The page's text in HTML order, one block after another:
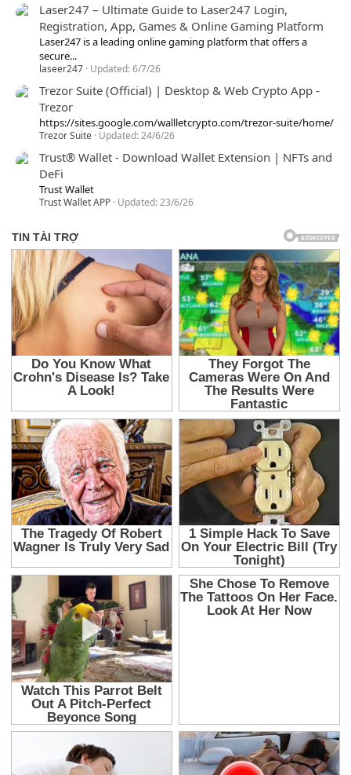
Laser247 – Ultimate Guide to Laser247 Login,
Registration, App, Games & Online Gaming Platform
Laser247 is a leading online gaming platform that offers a
secure...
laseer247 Updated:6/7/26
Trezor Suite (Official) | Desktop & Web Crypto App -
Trezor
https://sites.google.com/wallletcrypto.com/trezor-suite/home/
Trezor Suite Updated:24/6/26
Trust® Wallet - Download Wallet Extension | NFTs and
DeFi
Trust Wallet
Trust Wallet APP Updated:23/6/26